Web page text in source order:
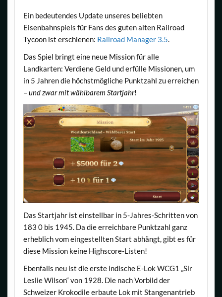
Ein bedeutendes Update unseres beliebten
Eisenbahnspiels für Fans des guten alten Railroad
Tycoon ist erschienen: Railroad Manager 3.5.
Das Spiel bringt eine neue Mission für alle
Landkarten: Verdiene Geld und erfülle Missionen, um
in 5 Jahren die höchstmögliche Punktzahl zu erreichen
–und zwar mit wählbarem Startjahr!
Das Startjahr ist einstellbar in 5-Jahres-Schritten von
183 0 bis 1945. Da die erreichbare Punktzahl ganz
erheblich vom eingestellten Start abhängt, gibt es für
diese Mission keine Highscore-Listen!
Ebenfalls neu ist die erste indische E-Lok WCG1 „Sir
Leslie Wilson“ von 1928. Die nach Vorbild der
Schweizer Krokodile erbaute Lok mit Stangenantrieb